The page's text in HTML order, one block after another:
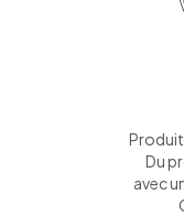
Du
avec